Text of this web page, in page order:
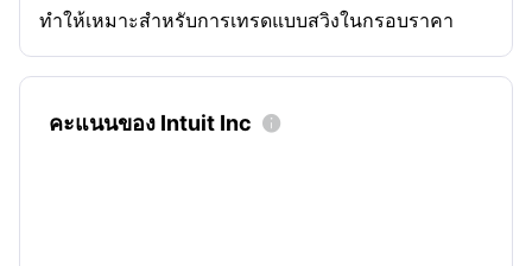
ทำให้เหมาะสำหรับการเทรดแบบสวิงในกรอบราคา
คะแนนของ Intuit Inc 